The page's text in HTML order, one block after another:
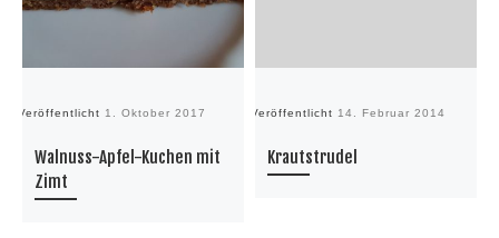
Veröffentlicht 1. Oktober 2017
Walnuss-Apfel-Kuchen mit
Zimt
Veröffentlicht 14. Februar 2014
Krautstrudel